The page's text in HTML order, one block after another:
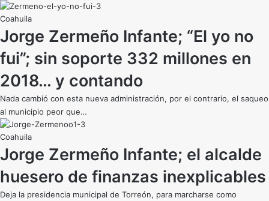
Coahuila
Jorge Zermeño Infante; “El yo no
fui”; sin soporte 332 millones en
2018… y contando
Nada cambió con esta nueva administración, por el contrario, el saqueo
al municipio peor que…
Coahuila
Jorge Zermeño Infante; el alcalde
huesero de finanzas inexplicables
Deja la presidencia municipal de Torreón, para marcharse como